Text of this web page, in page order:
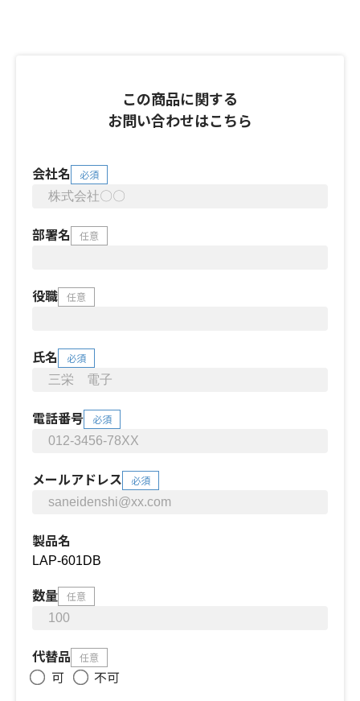
この商品に関する
お問い合わせはこちら
会社名 必須
部署名 任意
役職 任意
氏名 必須
電話番号 必須
メールアドレス 必須
製品名
数量 任意
代替品 任意
可
不可